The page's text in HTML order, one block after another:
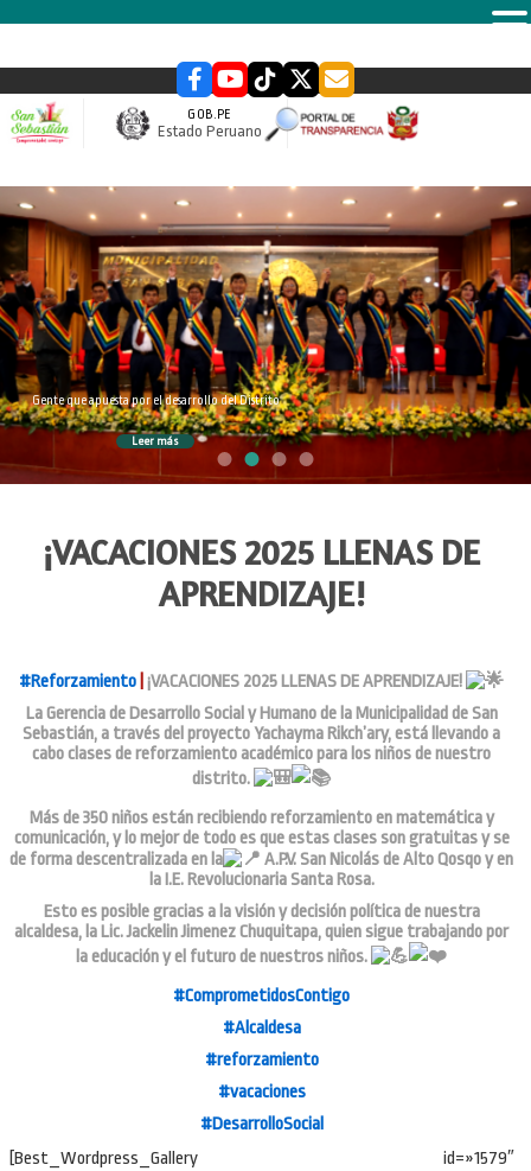
GOB.PE
Estado Peruano
slider
Gente que apuesta por el desarrollo del Distrito
Leer más
¡VACACIONES 2025 LLENAS DE
APRENDIZAJE!
#Reforzamiento ¡VACACIONES 2025 LLENAS DE APRENDIZAJE!
La Gerencia de Desarrollo Social y Humano de la Municipalidad de San
Sebastián, a través del proyecto Yachayma Rikch’ary, está llevando a
cabo clases de reforzamiento académico para los niños de nuestro
distrito.
Más de 350 niños están recibiendo reforzamiento en matemática y
comunicación, y lo mejor de todo es que estas clases son gratuitas y se
de forma descentralizada en la
A.P.V. San Nicolás de Alto Qosqo y en
la I.E. Revolucionaria Santa Rosa.
Esto es posible gracias a la visión y decisión política de nuestra
alcaldesa, la Lic. Jackelin Jimenez Chuquitapa, quien sigue trabajando por
la educación y el futuro de nuestros niños.
#ComprometidosContigo
#Alcaldesa
#reforzamiento
#vacaciones
#DesarrolloSocial
[Best_Wordpress_Gallery id=»1579″